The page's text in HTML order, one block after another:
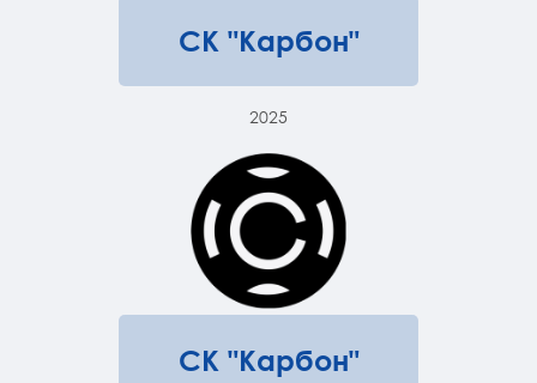
СК "Карбон"
2025
СК "Карбон"